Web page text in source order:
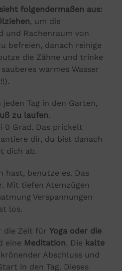
folgendermaßen aus:
, um die
und Rachenraum von
befreien, danach reinige
die Zähne und trinke
warmes Wasser
Tag in den Garten,
zu laufen.
0 Grad. Das prickelt
dir, du bist danach
dich ab.
hast, benutze es. Das
Mit tiefen Atemzügen
Verspannungen
los.
die Zeit für Yoga oder die
eine Meditation. Die kalte
Abschluss und
in den Tag. Dieses